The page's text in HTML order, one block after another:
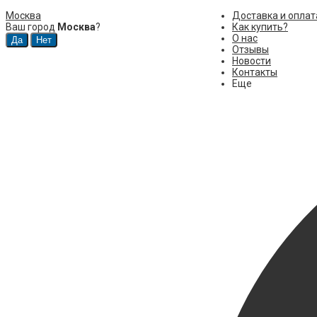
Москва
Ваш город Москва?
Доставка и
Как купить?
О нас
Отзывы
Новости
Контакты
Еще